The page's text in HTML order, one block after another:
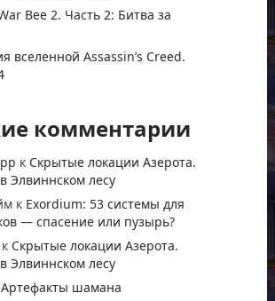
Bee 2. Часть 2: Битва за
вселенной Assassin’s Creed.
комментарии
к Скрытые локации Азерота.
Элвиннском лесу
к Exordium: 53 системы для
— спасение или пузырь?
Скрытые локации Азерота.
Элвиннском лесу
Артефакты шамана